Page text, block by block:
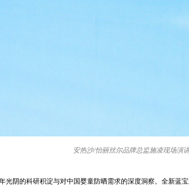
安热沙/怡丽丝尔品牌总监施凌现场演
光阴的科研积淀与对中国婴童防晒需求的深度洞察。全新蓝